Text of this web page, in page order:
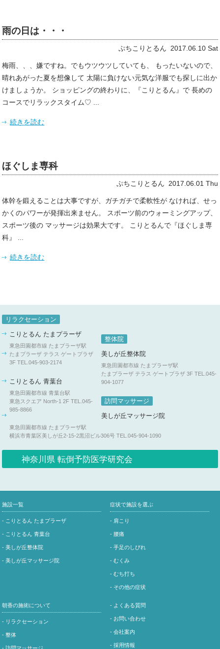
雨の日は・・・
ぷちこりとるん 2017.06.10 Sat
梅雨、、、嫌ですね。でもウツウツしていても、 もったいないので、
晴れあがった夏を想像して 太陽に負けない元気な洋服でも探しに出か
けましょうか。 ショッピングの終わりに、『こりとるん』で 長めの
コースでリラックスタイム♡ ...
続きを読む
ほぐしま専科
ぷちこりとるん 2017.06.01 Thu
体幹を鍛えることは大事ですが、ガチガチで柔軟性が なければ、せっ
かくのパワーが発揮出来ません。 スポーツ前のウォーミングアップ、
スポーツ後の マッサージは効果大です。 こりとるんで『ほぐしま専
科』 ...
続きを読む
リラクセーション
こりとるん たまプラーザ
東急田園都市線 たまプラーザ駅
たまプラーザ テラス ゲートプラザ
3FTEL.045-903-2174
こりとるん 青葉台
東急田園都市線 青葉台駅
東急スクエア North-1 2FTEL.045-
985-8866
整体院
美しが丘整体院
東急田園都市線 たまプラーザ駅
たまプラーザ テラス ゲートプラザ 3F TEL.045-
904-1077
訪問マッサージ
美しが丘マッサージ院
東急田園都市線 たまプラーザ駅
横浜市青葉区美しが丘2-15-2黒沼ビル306号 TEL.045-904-1090
神奈川県 転倒予防医学研究会
施設一覧
- こりとるん たまプラーザ
- こりとるん 青葉台
- 美しが丘整体院
- 美しが丘マッサージ院
症状で施設を選ぶ
- 肩こり
- 腰痛
- 手足のしびれ
- むくみ
- むち打ち
- その他の症状
朝香の施術について
- リラクセーション
- 整体
- よくある質問
- お問い合わせ
- 会社案内
- 採用情報